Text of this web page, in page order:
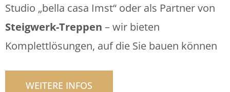
Studio „bella casa Imst“ oder als Partner von
Steigwerk-Treppen – wir bieten
Komplettlösungen, auf die Sie bauen können
WEITERE INFOS